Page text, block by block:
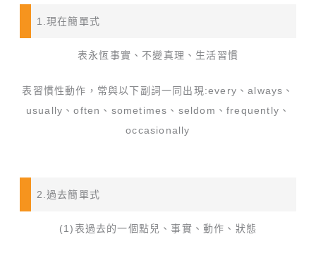
1.現在簡單式
表永恆事實、不變真理、生活習慣
表習慣性動作，常與以下副詞一同出現:every、always、
usually、often、sometimes、seldom、frequently、
occasionally
2.過去簡單式
(1)表過去的一個點兒、事實、動作、狀態